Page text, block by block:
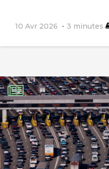
10 Avr 2026 3 minutes